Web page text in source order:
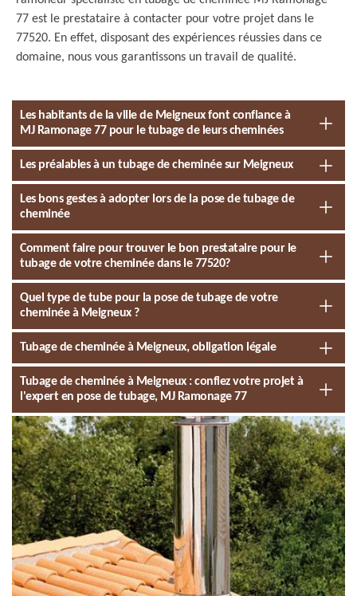
77 est le prestataire à contacter pour votre projet dans le
77520. En effet, disposant des expériences réussies dans ce
domaine, nous vous garantissons un travail de qualité.
Les habitants de la ville de Meigneux font confiance à
MJ Ramonage 77 pour le tubage de leurs cheminées
Les préalables à un tubage de cheminée sur Meigneux
Les bons gestes à adopter lors de la pose de tubage de
cheminée
Comment faire pour trouver le bon prestataire pour le
tubage de votre cheminée dans le 77520?
Quel type de tube pour la pose de tubage de votre
cheminée à Meigneux ?
Tubage de cheminée à Meigneux, obligation légale
Tubage de cheminée à Meigneux : confiez votre projet à
l'expert en pose de tubage, MJ Ramonage 77